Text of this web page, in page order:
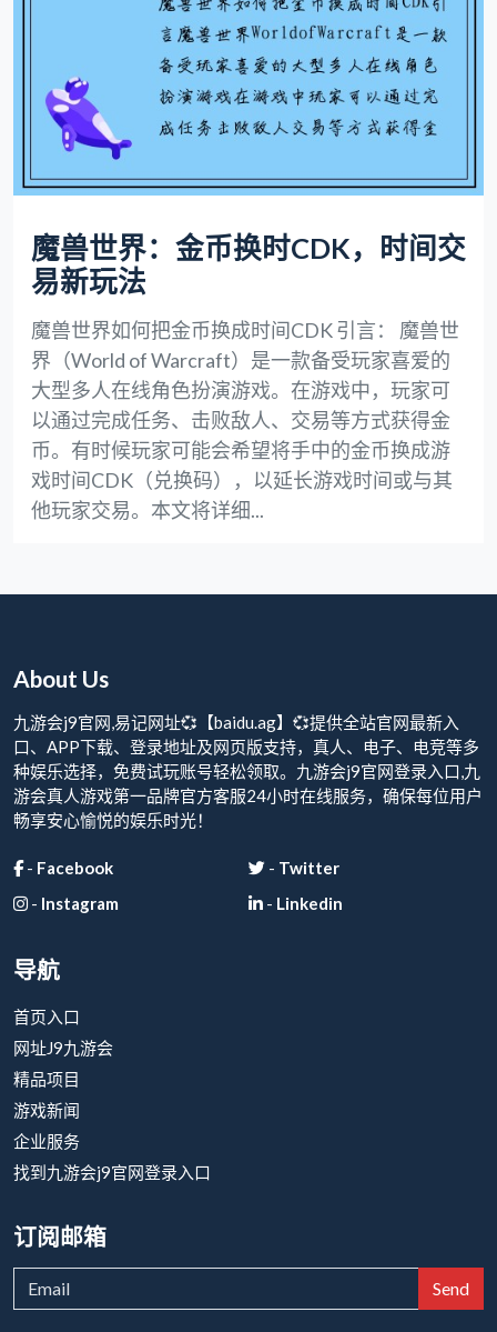
魔兽世界：金币换时CDK，时间交
易新玩法
魔兽世界如何把金币换成时间CDK 引言： 魔兽世
界（World of Warcraft）是一款备受玩家喜爱的
大型多人在线角色扮演游戏。在游戏中，玩家可
以通过完成任务、击败敌人、交易等方式获得金
币。有时候玩家可能会希望将手中的金币换成游
戏时间CDK（兑换码），以延长游戏时间或与其
他玩家交易。本文将详细...
About Us
九游会j9官网,易记网址💞【baidu.ag】💞提供全站官网最新入
口、APP下载、登录地址及网页版支持，真人、电子、电竞等多
种娱乐选择，免费试玩账号轻松领取。九游会j9官网登录入口,九
游会真人游戏第一品牌官方客服24小时在线服务，确保每位用户
畅享安心愉悦的娱乐时光！
- Facebook - Twitter
- Instagram - Linkedin
导航
首页入口
网址J9九游会
精品项目
游戏新闻
企业服务
找到九游会j9官网登录入口
订阅邮箱
Send